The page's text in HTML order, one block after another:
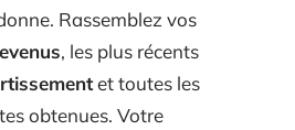
Rassemblez vos
, les plus récents
et toutes les
obtenues. Votre